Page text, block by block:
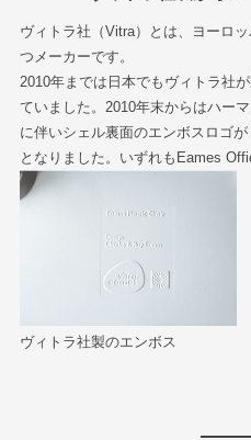
ヴィトラ社（Vitra）とは、ヨーロ
つメーカーです。
2010年までは日本でもヴィトラ社
ていました。2010年末からはハー
に伴いシェル裏面のエンボスロゴ
となりました。いずれもEames
ヴィトラ社製のエンボス